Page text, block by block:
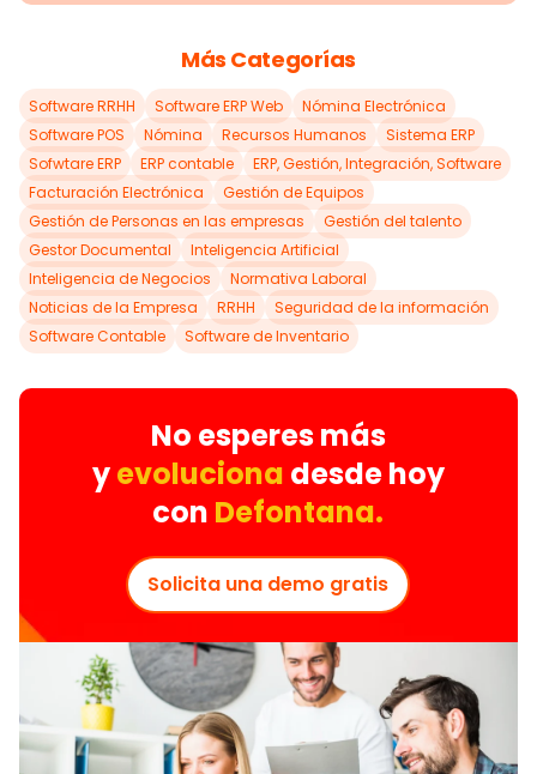
Más Categorías
Software RRHH Software ERP Web
Nómina Electrónica
Software POS
Nómina Recursos Humanos
Sistema ERP
Sofwtare ERP
ERP contable
ERP, Gestión, Integración, Software
Facturación Electrónica
Gestión de Equipos
Gestión de Personas en las empresas
Gestión del talento
Gestor Documental
Inteligencia Artificial
Inteligencia de Negocios
Normativa Laboral
Noticias de la Empresa
RRHH
Seguridad de la información
Software Contable
Software de Inventario
No esperes más
yevoluciona desde hoy
con Defontana.
Solicita una demo gratis